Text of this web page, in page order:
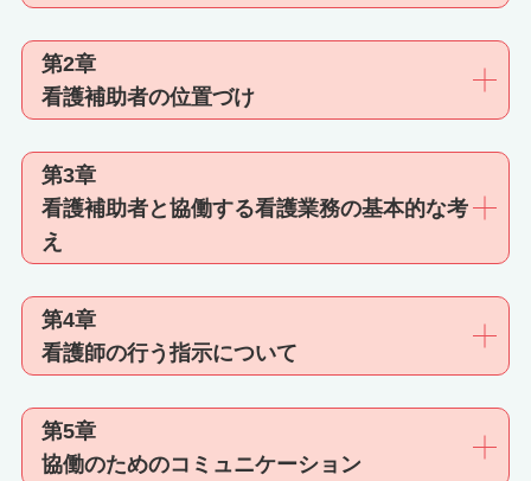
第2章
看護補助者の位置づけ
第3章
看護補助者と協働する看護業務の基本的な考
え
第4章
看護師の行う指示について
第5章
協働のためのコミュニケーション